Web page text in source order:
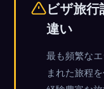
ビザ旅行
違い
最も頻繁な
まれた旅程